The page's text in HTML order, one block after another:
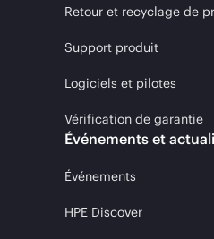
Retour et recyclage de
Support produit
Logiciels et pilotes
Vérification de garantie
Événements et
Événements
HPE Discover